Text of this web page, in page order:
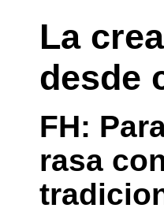
La
desde
FH:
rasa